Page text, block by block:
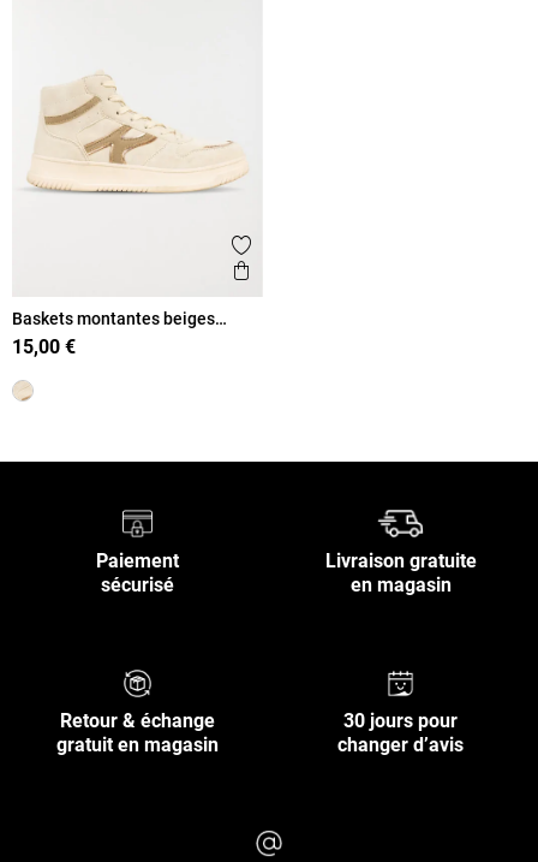
Ajouter aux favoris
Aperçu rapide
Baskets montantes beiges
femme (36-41)
15,00 €
Paiement
sécurisé
Livraison gratuite
en magasin
Retour & échange
gratuit en magasin
30 jours pour
changer d’avis